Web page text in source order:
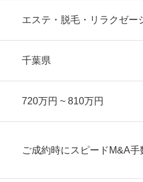
エステ・脱毛・リラクゼー
千葉県
720万円 ~ 810万円
ご成約時にスピードM&A